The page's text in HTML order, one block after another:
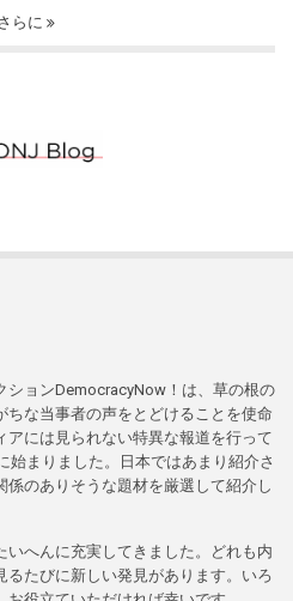
らに
ションDemocracyNow！は、草の根の
な当事者の声をとどけることを使命
アには見られない特異な報道を行って
始まりました。日本ではあまり紹介さ
のありそうな題材を厳選して紹介し
へんに充実してきました。どれも内
たびに新しい発見があります。いろ